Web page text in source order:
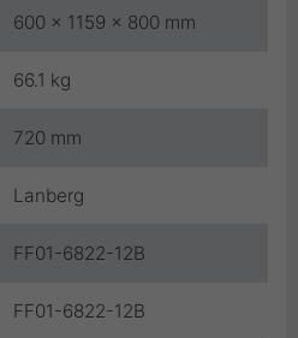
600 x 1159 x 800 mm
66.1 kg
720 mm
Lanberg
FF01-6822-12B
FF01-6822-12B